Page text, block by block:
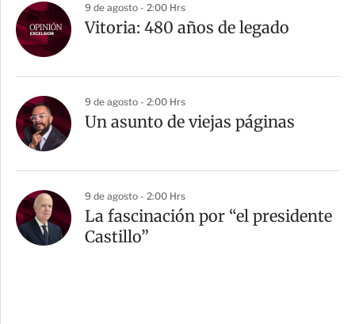
9 de agosto - 2:00 Hrs
Vitoria: 480 años de legado
9 de agosto - 2:00 Hrs
Un asunto de viejas páginas
9 de agosto - 2:00 Hrs
La fascinación por “el presidente
Castillo”